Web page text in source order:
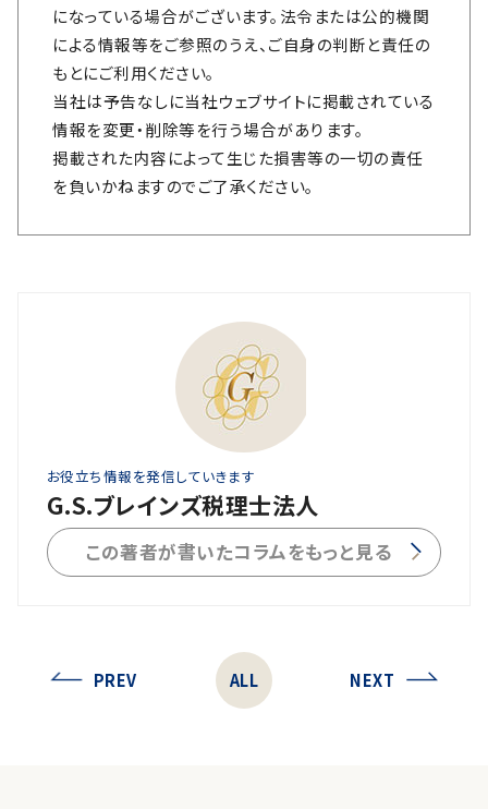
になっている場合がございます。法令または公的機関
による情報等をご参照のうえ、ご自身の判断と責任の
もとにご利用ください。
当社は予告なしに当社ウェブサイトに掲載されている
情報を変更・削除等を行う場合があります。
掲載された内容によって生じた損害等の一切の責任
を負いかねますのでご了承ください。
お役立ち情報を発信していきます
G.S.ブレインズ税理士法人
この著者が書いたコラムをもっと見る
PREV ALL NEXT